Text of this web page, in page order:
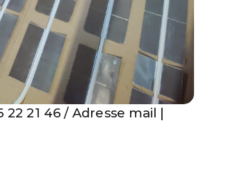
22 21 46 / Adresse mail |